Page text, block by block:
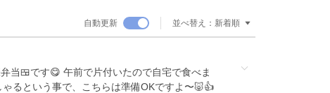
す
自動更新 並べ替え： 新着順
当🍱です😋 午前で片付いたので自宅で食べま
るという事で、こちらは準備OKですよ〜🐷👍